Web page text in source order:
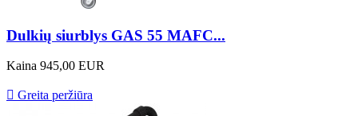
Dulkių siurblys GAS 55 MAFC...
Kaina 945,00 EUR
 Greita peržiūra